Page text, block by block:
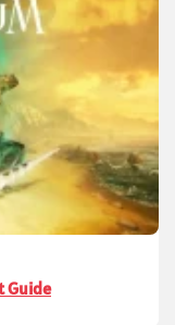
Guide